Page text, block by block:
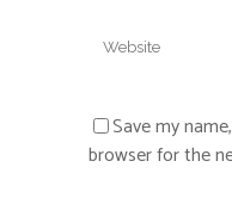
Save my
browser for the